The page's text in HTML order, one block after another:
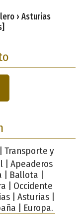
› Asturias
y
| Apeaderos
| Ballota |
| Occidente
| Asturias |
| Europa.